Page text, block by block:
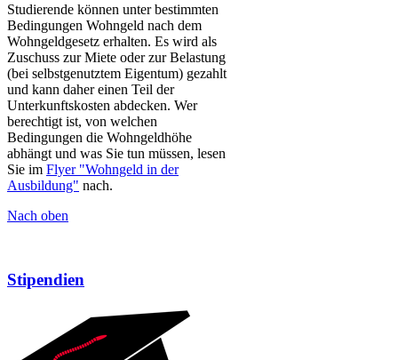
​​Studierende können unter bestimmten
Bedingungen Wohngeld nach dem
Wohngeldgesetz erhalten. Es wird als
Zuschuss zur Miete oder zur Belastung
(bei selbstgenutztem Eigentum) gezahlt
und kann daher einen Teil der
Unterkunftskosten abdecken. Wer
berechtigt ist, von welchen
Bedingungen die Wohngeldhöhe
abhängt und was Sie tun müssen, lesen
Sie im Flyer "Wohngeld in der
Ausbildung"​ nach.​​
Nach ​oben​​
Stipendien